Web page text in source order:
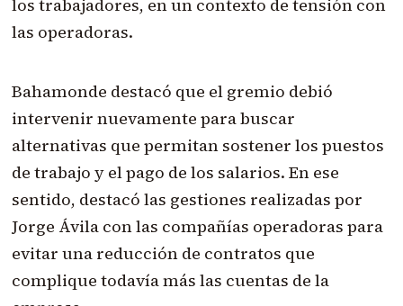
los trabajadores, en un contexto de tensión con
las operadoras.
Bahamonde destacó que el gremio debió
intervenir nuevamente para buscar
alternativas que permitan sostener los puestos
de trabajo y el pago de los salarios. En ese
sentido, destacó las gestiones realizadas por
Jorge Ávila con las compañías operadoras para
evitar una reducción de contratos que
complique todavía más las cuentas de la